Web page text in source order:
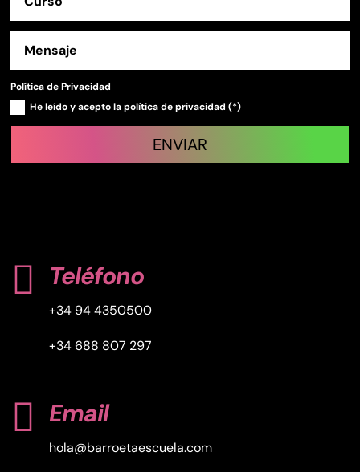
Política de Privacidad
He leído y acepto la política de privacidad (*)
ENVIAR
 Teléfono
+34 94 4350500
+34 688 807 297
 Email
hola@barroetaescuela.com